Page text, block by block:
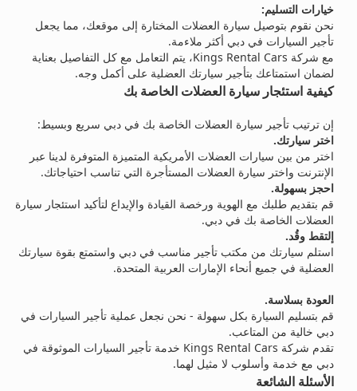
خيارات التسليم:
نحن نقوم بتوصيل سيارة العضلات المختارة إلى موقعك، مما يجعل
تأجير السيارات في دبي أكثر ملاءمة.
مع شركة Kings Rental Cars، يتم التعامل مع كل التفاصيل بعناية
لضمان استمتاعك بتأجير سيارتك العضلية على أكمل وجه.
كيفية استئجار سيارة العضلات الخاصة بك
إن ترتيب تأجير سيارة العضلات الخاصة بك في دبي سريع وبسيط:
اختر سيارتك.
اختر من بين سيارات العضلات الأمريكية المتميزة المتوفرة لدينا عبر
الإنترنت واختر سيارة العضلات المستأجرة التي تناسب احتياجاتك.
احجز بسهولة.
قم بتقديم طلبك مع الهوية ورخصة القيادة والإيداع لتأكيد استئجار سيارة
العضلات الخاصة بك في دبي.
إلتقط وقُد.
استلم سيارتك من مكتب تأجير مناسب في دبي واستمتع بقوة سيارتك
العضلية في جميع أنحاء الإمارات العربية المتحدة.
العودة بسلاسة.
قم بتسليم السيارة بكل سهولة - نحن نجعل عملية تأجير السيارات في
دبي خالية من المتاعب.
تقدم شركة Kings Rental Cars خدمة تأجير السيارات الموثوقة في
دبي مع خدمة وأسلوب لا مثيل لهما.
الأسئلة الشائعة